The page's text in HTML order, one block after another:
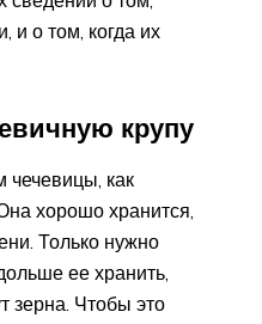
и о том, когда их
крупу
чечевицы, как
хорошо хранится,
Только нужно
ее хранить,
зерна. Чтобы это